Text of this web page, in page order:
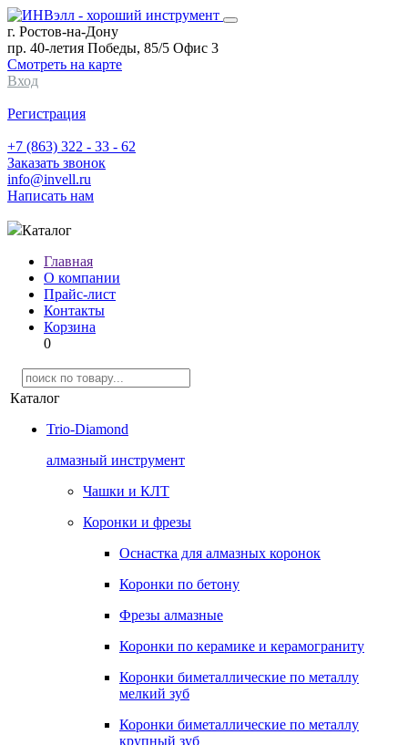
г. Ростов-на-Дону
пр. 40-летия Победы, 85/5 Офис 3
Смотреть на карте
Вход
Регистрация
+7 (863) 322 - 33 - 62
Заказать звонок
info@invell.ru
Написать нам
Каталог
Главная
О компании
Прайс-лист
Контакты
Корзина
0
Каталог
Trio-Diamond
алмазный инструмент
Чашки и КЛТ
Коронки и фрезы
Оснастка для алмазных коронок
Коронки по бетону
Фрезы алмазные
Коронки по керамике и керамограниту
Коронки биметаллические по металлу
мелкий зуб
Коронки биметаллические по металлу
крупный зуб